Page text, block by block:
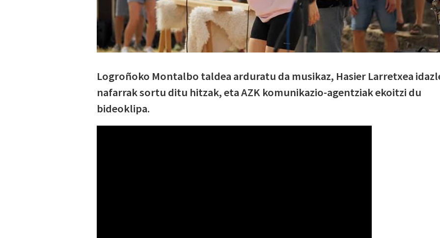
Logroñoko Montalbo taldea arduratu da musikaz, Hasier Larretxea
nafarrak sortu ditu hitzak, eta AZK komunikazio-agentziak ekoitzi du
bideoklipa.